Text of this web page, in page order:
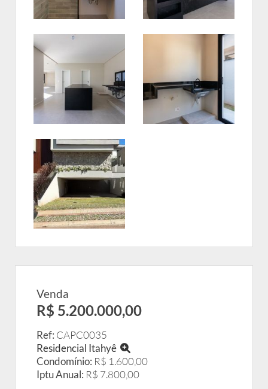
Venda
R$ 5.200.000,00
Ref: CAPC0035
Residencial Itahyê
Condomínio: R$ 1.600,00
Iptu Anual: R$ 7.800,00